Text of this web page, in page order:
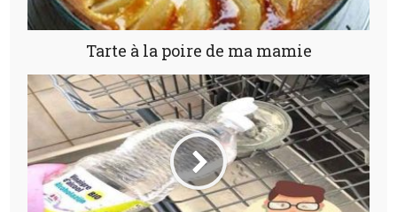
Tarte à la poire de ma mamie